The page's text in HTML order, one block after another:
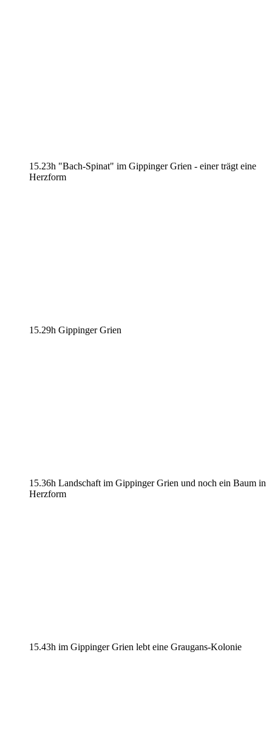
15.23h "Bach-Spinat" im Gippinger Grien - einer trägt eine
Herzform
15.29h Gippinger Grien
15.36h Landschaft im Gippinger Grien und noch ein Baum in
Herzform
15.43h im Gippinger Grien lebt eine Graugans-Kolonie